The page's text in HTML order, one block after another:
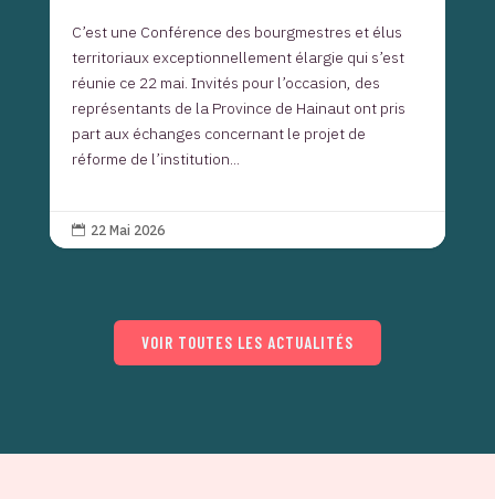
C’est une Conférence des bourgmestres et élus
territoriaux exceptionnellement élargie qui s’est
réunie ce 22 mai. Invités pour l’occasion, des
représentants de la Province de Hainaut ont pris
part aux échanges concernant le projet de
réforme de l’institution...
 22 Mai 2026
VOIR TOUTES LES ACTUALITÉS